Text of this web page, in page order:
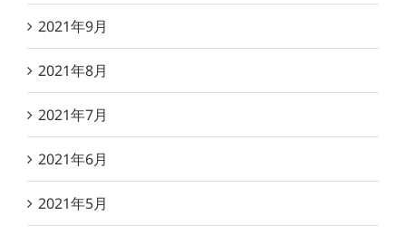
2021年9月
2021年8月
2021年7月
2021年6月
2021年5月